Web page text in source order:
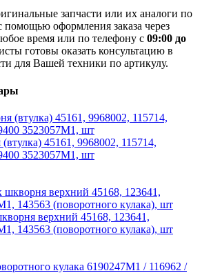
запчасти или их аналоги по
помощью оформления заказа через
время или по телефону с 09:00 до
готовы оказать консультацию в
для Вашей техники по артикулу.
45161, 9968002, 115714,
3523057M1, шт
верхний 45168, 123641,
143563 (поворотного кулака), шт